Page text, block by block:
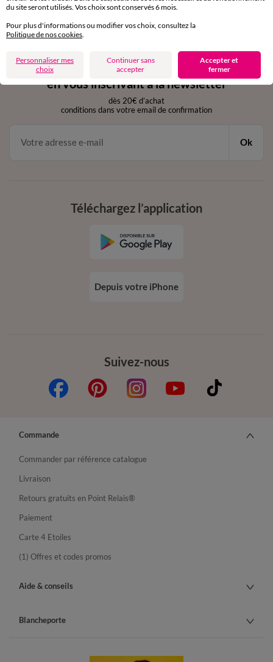
par chat et par téléphone
11€ Offerts
en vous inscrivant à la newsletter
dès 20€ d’achat
conditions dans votre email de confirmation
Ok
Suivez-nous
Téléchargez l’application
Depuis votre iPhone
Commande
Commander par référence catalogue
Livraison
Retours gratuits en Point Relais®
Paiement
Carte 4 Etoiles
(1) Offres et codes promos
Aide & conseils
Blancheporte
du site seront utilisés. Vos choix sont conservés 6 mois.
Pour plus d'informations ou modifier vos choix, consultez la
Politique de nos cookies
Personnaliser mes
choix
Continuer sans
accepter
Accepter et
fermer